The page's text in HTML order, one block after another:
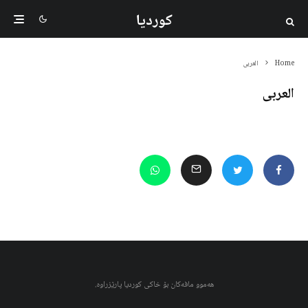
کوردیا
Home العربی
العربی
هەموو مافەکان بۆ خاکی کوردیا پارێزراوە.